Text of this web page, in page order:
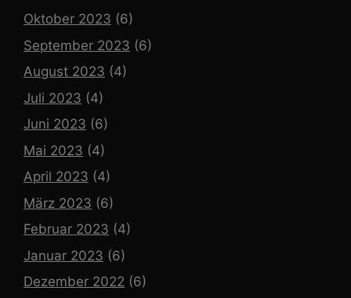
Oktober 2023 (6)
September 2023 (6)
August 2023 (4)
Juli 2023 (4)
Juni 2023 (6)
Mai 2023 (4)
April 2023 (4)
März 2023 (6)
Februar 2023 (4)
Januar 2023 (6)
Dezember 2022 (6)